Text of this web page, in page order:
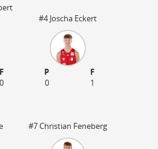
F
0
#4 Joscha Eckert
P
F
0
1
#7 Christian Feneberg